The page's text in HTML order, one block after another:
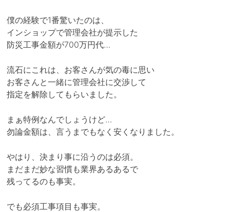
僕の経験で1番驚いたのは、
インショップで管理会社が提示した
防災工事金額が700万円代…
流石にこれは、お客さんが気の毒に思い
お客さんと一緒に管理会社に交渉して
指定を解除してもらいました。
まぁ特例なんでしょうけど…
勿論金額は、言うまでもなく安くなりました。
やはり、決まり事に沿うのは必須。
まだまだ妙な習慣も業界あるあるで
残ってるのも事実。
でも必須工事項目も事実。